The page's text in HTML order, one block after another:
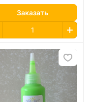
Заказать